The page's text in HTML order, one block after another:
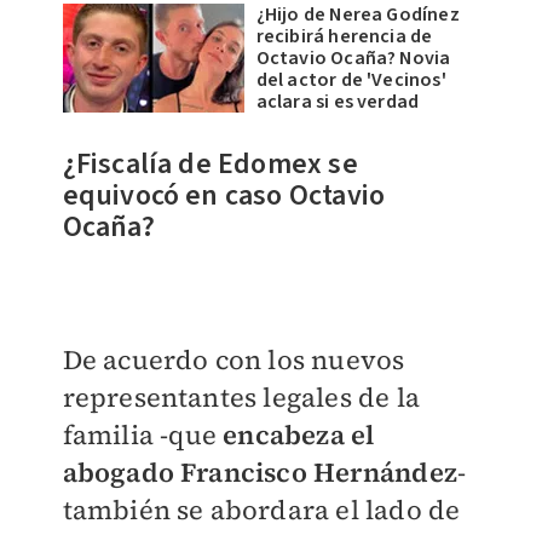
¿Hijo de Nerea Godínez
recibirá herencia de
Octavio Ocaña? Novia
del actor de 'Vecinos'
aclara si es verdad
¿Fiscalía de Edomex se
equivocó en caso Octavio
Ocaña?
De acuerdo con los nuevos
representantes legales de la
familia -que encabeza el
abogado Francisco Hernández-
también se abordara el lado de